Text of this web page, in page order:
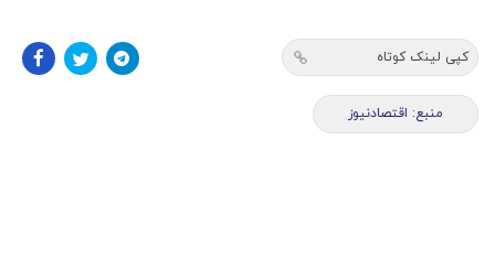
کپی لینک کوتاه
منبع: اقتصادنیوز